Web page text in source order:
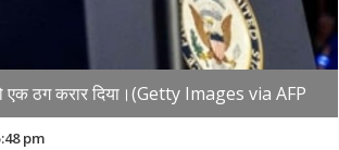
एक ठग करार दिया।(Getty Images via AFP
pm